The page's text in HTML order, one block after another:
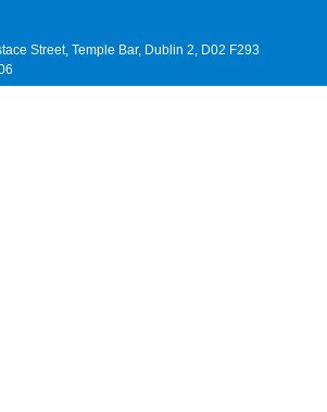
Street, Temple Bar, Dublin 2, D02 F293